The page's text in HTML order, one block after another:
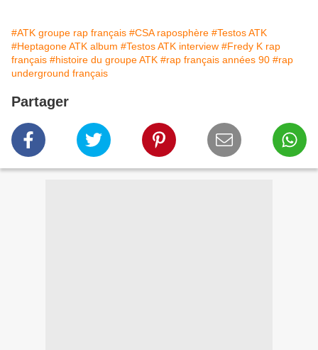
#ATK groupe rap français #CSA raposphère #Testos ATK
#Heptagone ATK album #Testos ATK interview #Fredy K rap
français #histoire du groupe ATK #rap français années 90 #rap
underground français
Partager